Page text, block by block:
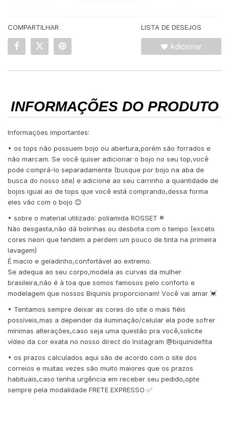
COMPARTILHAR LISTA DE DESEJOS
Adicionar
INFORMAÇÕES DO PRODUTO
Informações importantes:
• os tops não possuem bojo ou abertura,porém são forrados e
não marcam. Se você quiser adicionar o bojo no seu top,você
pode comprá-lo separadamente (busque por bojo na aba de
busca do nosso site) e adicione ao seu carrinho a quantidade de
bojos igual ao de tops que você está comprando,dessa forma
eles vão com o bojo 😊
• sobre o material utilizado: poliamida ROSSET ®️
Não desgasta,não dá bolinhas ou desbota com o tempo (exceto
cores neon que tendem a perdem um pouco de tinta na primeira
lavagem)
É macio e geladinho,confortável ao extremo.
Se adequa ao seu corpo,modela as curvas da mulher
brasileira,não é à toa que somos famosos pelo conforto e
modelagem que nossos Biquinis proporcionam! Você vai amar 💓
• Tentamos sempre deixar as cores do site o mais fiéis
possíveis,mas a depender da iluminação/celular ela pode sofrer
mínimas alterações,caso seja uma questão pra você,solicite
vídeo da cor exata no nosso direct do Instagram @biquinidefita
• os prazos calculados aqui são de acordo com o site dos
correios e muitas vezes são muito maiores que os prazos
habituais,caso tenha urgência em receber seu pedido,opte
sempre pela modalidade FRETE EXPRESSO ✅